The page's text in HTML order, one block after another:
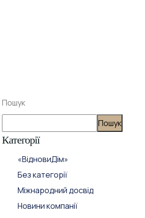
Пошук
Пошук
Категорії
«ВідновиДім»
Без категорії
Міжнародний досвід
Новини компанії